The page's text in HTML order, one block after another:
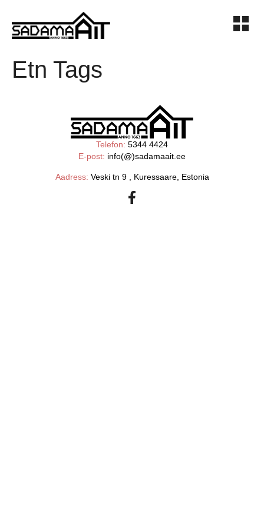
Etn Tags
Telefon: 5344 4424
E-post: info(@)sadamaait.ee
Aadress: Veski tn 9 , Kuressaare, Estonia